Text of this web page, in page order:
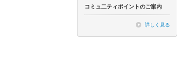
コミュ二ティポイントのご案内
詳しく見る